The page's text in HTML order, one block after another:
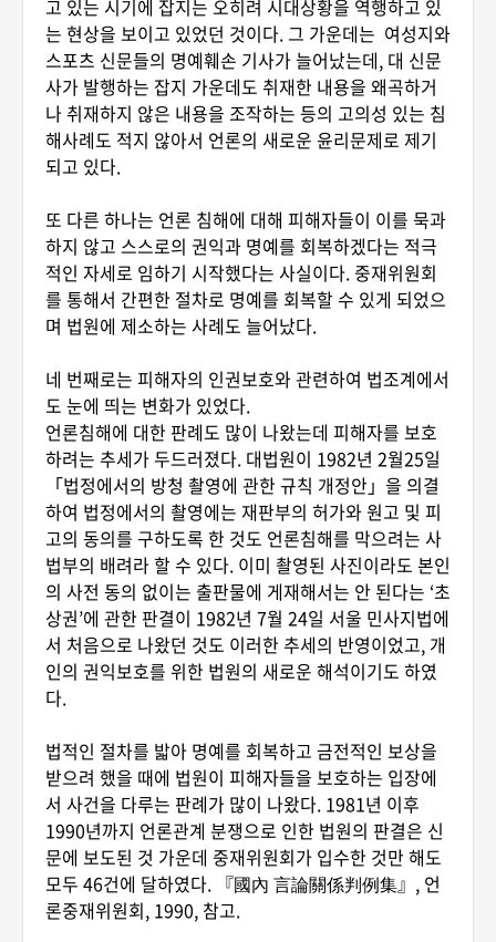
고 있는 시기에 잡지는 오히려 시대상황을 역행하고 있
는 현상을 보이고 있었던 것이다. 그 가운데는 여성지와
스포츠 신문들의 명예훼손 기사가 늘어났는데, 대 신문
사가 발행하는 잡지 가운데도 취재한 내용을 왜곡하거
나 취재하지 않은 내용을 조작하는 등의 고의성 있는 침
해사례도 적지 않아서 언론의 새로운 윤리문제로 제기
되고 있다.
또 다른 하나는 언론 침해에 대해 피해자들이 이를 묵과
하지 않고 스스로의 권익과 명예를 회복하겠다는 적극
적인 자세로 임하기 시작했다는 사실이다. 중재위원회
를 통해서 간편한 절차로 명예를 회복할 수 있게 되었으
며 법원에 제소하는 사례도 늘어났다.
네 번째로는 피해자의 인권보호와 관련하여 법조계에서
도 눈에 띄는 변화가 있었다.
언론침해에 대한 판례도 많이 나왔는데 피해자를 보호
하려는 추세가 두드러졌다. 대법원이 1982년 2월25일
「법정에서의 방청 촬영에 관한 규칙 개정안」을 의결
하여 법정에서의 촬영에는 재판부의 허가와 원고 및 피
고의 동의를 구하도록 한 것도 언론침해를 막으려는 사
법부의 배려라 할 수 있다. 이미 촬영된 사진이라도 본인
의 사전 동의 없이는 출판물에 게재해서는 안 된다는 ‘초
상권’에 관한 판결이 1982년 7월 24일 서울 민사지법에
서 처음으로 나왔던 것도 이러한 추세의 반영이었고, 개
인의 권익보호를 위한 법원의 새로운 해석이기도 하였
다.
법적인 절차를 밟아 명예를 회복하고 금전적인 보상을
받으려 했을 때에 법원이 피해자들을 보호하는 입장에
서 사건을 다루는 판례가 많이 나왔다. 1981년 이후
1990년까지 언론관계 분쟁으로 인한 법원의 판결은 신
문에 보도된 것 가운데 중재위원회가 입수한 것만 해도
모두 46건에 달하였다. 『國內 言論關係判例集』, 언
론중재위원회, 1990, 참고.